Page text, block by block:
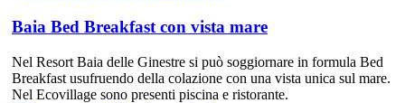
Baia Bed Breakfast con vista mare
Nel Resort Baia delle Ginestre si può soggiornare in formula Bed
Breakfast usufruendo della colazione con una vista unica sul mare.
Nel Ecovillage sono presenti piscina e ristorante.